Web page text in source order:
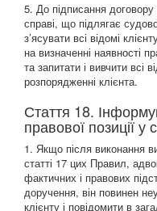
5. До підписання
справі, що підлягає
з’ясувати всі відомі
на визначенні наявності
та запитати і вивчити всі
розпорядженні клієнта.
Стаття 18.
правової позиції у
1. Якщо після виконання
статті 17 цих Правил,
фактичних і правових
доручення, він повинен
клієнту і повідомити в